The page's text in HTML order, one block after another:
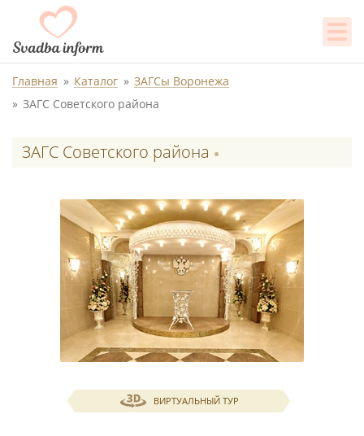
Главная Каталог
ЗАГСы Воронежа
ЗАГС Советского района
ЗАГС Советского района
ВИРТУАЛЬНЫЙ ТУР